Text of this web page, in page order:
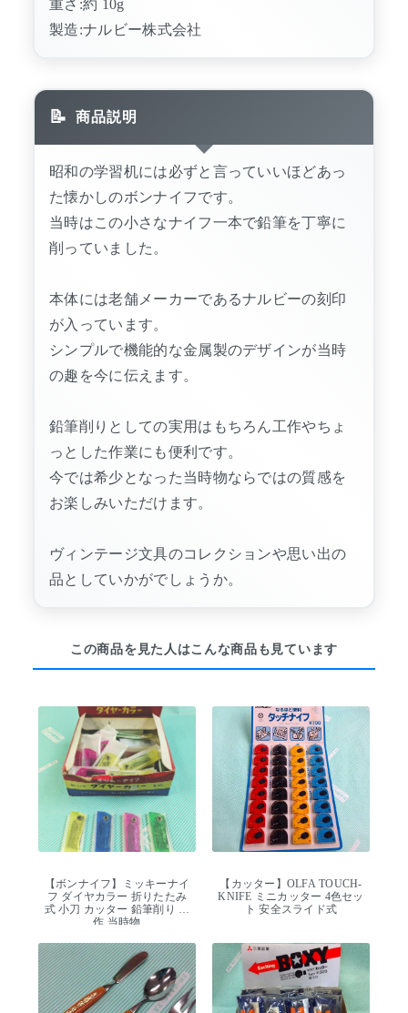
重さ:約 10g
製造:ナルビー株式会社
商品説明
昭和の学習机には必ずと言っていいほどあっ
た懐かしのボンナイフです。
当時はこの小さなナイフ一本で鉛筆を丁寧に
削っていました。
本体には老舗メーカーであるナルビーの刻印
が入っています。
シンプルで機能的な金属製のデザインが当時
の趣を今に伝えます。
鉛筆削りとしての実用はもちろん工作やちょ
っとした作業にも便利です。
今では希少となった当時物ならではの質感を
お楽しみいただけます。
ヴィンテージ文具のコレクションや思い出の
品としていかがでしょうか。
この商品を見た人はこんな商品も見ています
【ボンナイフ】ミッキーナイ
フ ダイヤカラー 折りたたみ
式 小刀 カッター 鉛筆削り 工
作 当時物
【カッター】OLFA TOUCH-
KNIFE ミニカッター 4色セッ
ト 安全スライド式